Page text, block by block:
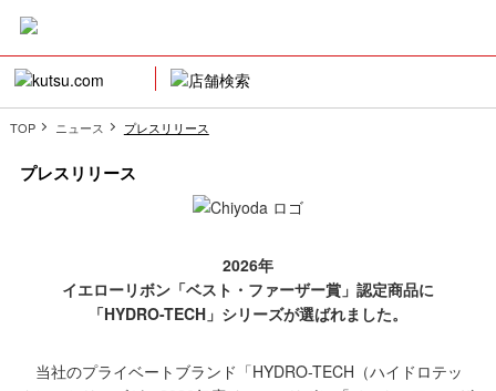
TOP ニュース プレスリリース
プレスリリース
2026年
イエローリボン「ベスト・ファーザー賞」認定商品に
「HYDRO-TECH」シリーズが選ばれました。
当社のプライベートブランド「HYDRO-TECH（ハイドロテッ